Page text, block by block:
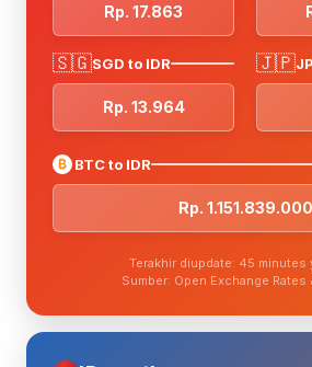
Rp. 17.863
🇸🇬SGD to IDR
Rp. 13.964
🇯🇵
₿ BTC to IDR
Rp. 1.151.839.000
Terakhir diupdate: 45 minutes
Sumber: Open Exchange Rates